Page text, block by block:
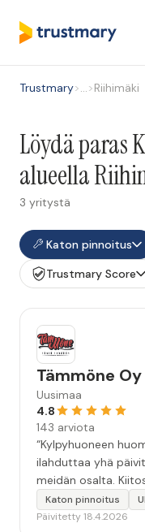
Trustmary>…>Riihimäki
Löydä paras
alueella
3 yritystä
Katon pinnoitus
Trustmary Score
Tämmöne Oy
Uusimaa
4.8
143 arviota
“Kylpyhuoneen
ilahduttaa yhä
meidän osalta.
työstä, sekä
Katon pinnoitus
Päivitetty 18.4.2026